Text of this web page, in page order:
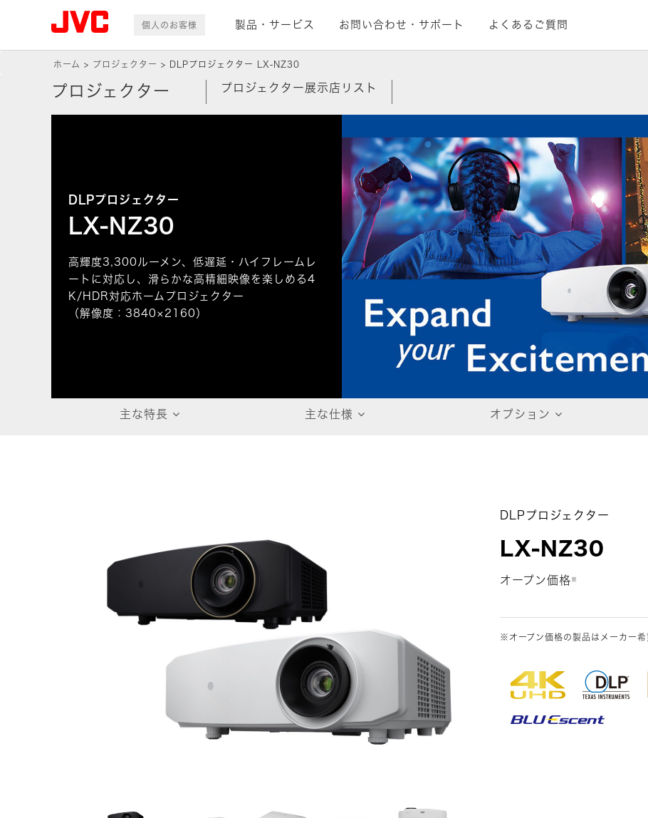
個人のお客様 製品・サービス お問い合わせ・サポート よくあるご質問
ホーム プロジェクター DLPプロジェクター LX-NZ30
プロジェクター プロジェクター展示店リスト
DLPプロジェクター
LX-NZ30
高輝度3,300ルーメン、低遅延・ハイフレームレ
ートに対応し、滑らかな高精細映像を楽しめる4
K/HDR対応ホームプロジェクター
（解像度：3840×2160）
主な特長 主な仕様 オプション
DLPプロジェクター
LX-NZ30
オープン価格 ※
※オープン価格の製品はメーカー希